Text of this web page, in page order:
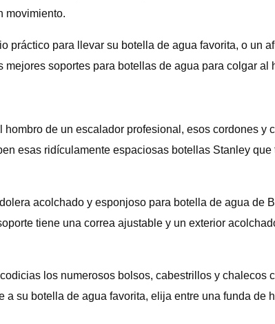
movimiento.
práctico para llevar su botella de agua favorita, o un
soportes para botellas de agua para colgar al
de un escalador profesional, esos cordones y
esas ridículamente espaciosas botellas Stanley
acolchado y esponjoso para botella de agua de
tiene una correa ajustable y un exterior
los numerosos bolsos, cabestrillos y chalecos
su botella de agua favorita, elija entre una funda de